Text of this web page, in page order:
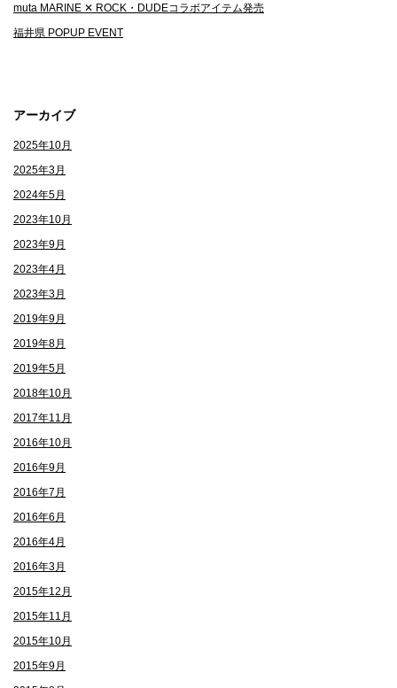
ョ
ン
muta MARINE ✕ ROCK・DUDEコラボアイテム発売
福井県 POPUP EVENT
アーカイブ
2025年10月
2025年3月
2024年5月
2023年10月
2023年9月
2023年4月
2023年3月
2019年9月
2019年8月
2019年5月
2018年10月
2017年11月
2016年10月
2016年9月
2016年7月
2016年6月
2016年4月
2016年3月
2015年12月
2015年11月
2015年10月
2015年9月